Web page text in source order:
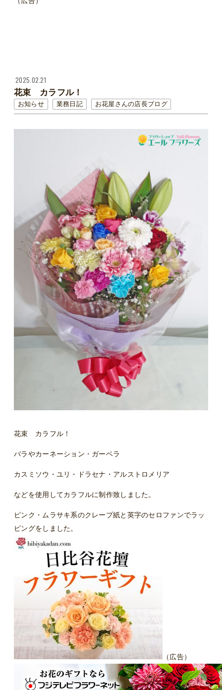
2025.02.21
花束 カラフル！
お知らせ 業務日記 お花屋さんの店長ブログ
花束 カラフル！
バラやカーネーション・ガーベラ
カスミソウ・ユリ・ドラセナ・アルストロメリア
などを使用してカラフルに制作致しました。
ピンク・ムラサキ系のクレープ紙と英字のセロファンでラッ
ピングをしました。
（広告）